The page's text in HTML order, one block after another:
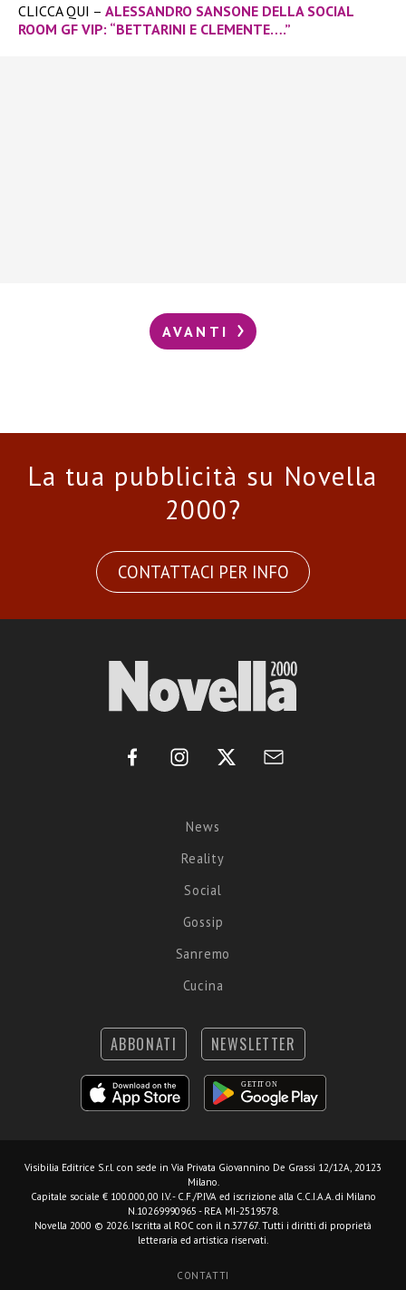
CLICCA QUI – ALESSANDRO SANSONE DELLA SOCIAL
ROOM GF VIP: “BETTARINI E CLEMENTE….”
AVANTI
La tua pubblicità su Novella
2000?
CONTATTACI PER INFO
News
Reality
Social
Gossip
Sanremo
Cucina
ABBONATI NEWSLETTER
Visibilia Editrice S.r.l. con sede in Via Privata Giovannino De Grassi 12/12A, 20123
Milano.
Capitale sociale € 100.000,00 I.V. - C.F./P.IVA ed iscrizione alla C.C.I.A.A. di Milano
N.10269990965 - REA MI-2519578.
Novella 2000 © 2026. Iscritta al ROC con il n.37767. Tutti i diritti di proprietà
letteraria ed artistica riservati.
CONTATTI